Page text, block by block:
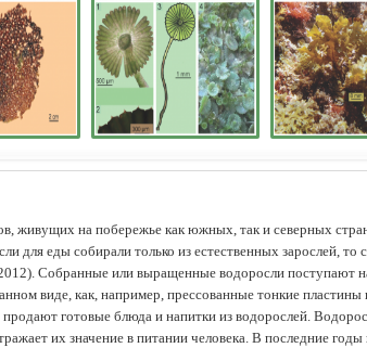
живущих на побережье как южных, так и северных
для еды собирали только из естественных зарослей,
Собранные или выращенные водоросли поступают
виде, как, например, прессованные тонкие
готовые блюда и напитки из водорослей.
их значение в питании человека. В последние